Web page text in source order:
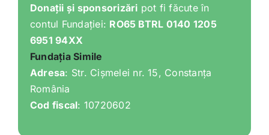
Donații și sponsorizări pot fi făcute în
contul Fundației: RO65 BTRL 0140 1205
6951 94XX
Fundația Simile
Adresa: Str. Cișmelei nr. 15, Constanța
România
Cod fiscal: 10720602